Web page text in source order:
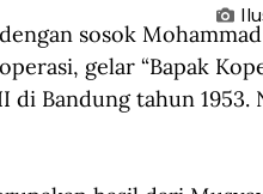
sosok
gelar “Bapak
di Bandung tahun